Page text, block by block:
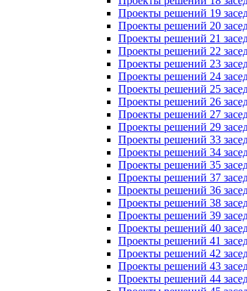
Проекты решений 19
Проекты решений 20
Проекты решений 21
Проекты решений 22
Проекты решений 23
Проекты решений 24
Проекты решений 25
Проекты решений 26
Проекты решений 27
Проекты решений 29
Проекты решений 33
Проекты решений 34
Проекты решений 35
Проекты решений 37
Проекты решений 36
Проекты решений 38
Проекты решений 39
Проекты решений 40
Проекты решений 41
Проекты решений 42
Проекты решений 43
Проекты решений 44